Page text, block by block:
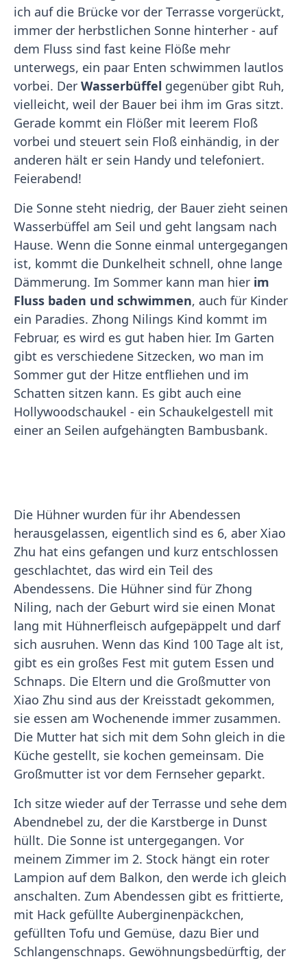
ich auf die Brücke vor der Terrasse vorgerückt,
immer der herbstlichen Sonne hinterher - auf
dem Fluss sind fast keine Flöße mehr
unterwegs, ein paar Enten schwimmen lautlos
vorbei. Der Wasserbüffel gegenüber gibt Ruh,
vielleicht, weil der Bauer bei ihm im Gras sitzt.
Gerade kommt ein Flößer mit leerem Floß
vorbei und steuert sein Floß einhändig, in der
anderen hält er sein Handy und telefoniert.
Feierabend!
Die Sonne steht niedrig, der Bauer zieht seinen
Wasserbüffel am Seil und geht langsam nach
Hause. Wenn die Sonne einmal untergegangen
ist, kommt die Dunkelheit schnell, ohne lange
Dämmerung. Im Sommer kann man hier im
Fluss baden und schwimmen, auch für Kinder
ein Paradies. Zhong Nilings Kind kommt im
Februar, es wird es gut haben hier. Im Garten
gibt es verschiedene Sitzecken, wo man im
Sommer gut der Hitze entfliehen und im
Schatten sitzen kann. Es gibt auch eine
Hollywoodschaukel - ein Schaukelgestell mit
einer an Seilen aufgehängten Bambusbank.
Die Hühner wurden für ihr Abendessen
herausgelassen, eigentlich sind es 6, aber Xiao
Zhu hat eins gefangen und kurz entschlossen
geschlachtet, das wird ein Teil des
Abendessens. Die Hühner sind für Zhong
Niling, nach der Geburt wird sie einen Monat
lang mit Hühnerfleisch aufgepäppelt und darf
sich ausruhen. Wenn das Kind 100 Tage alt ist,
gibt es ein großes Fest mit gutem Essen und
Schnaps. Die Eltern und die Großmutter von
Xiao Zhu sind aus der Kreisstadt gekommen,
sie essen am Wochenende immer zusammen.
Die Mutter hat sich mit dem Sohn gleich in die
Küche gestellt, sie kochen gemeinsam. Die
Großmutter ist vor dem Fernseher geparkt.
Ich sitze wieder auf der Terrasse und sehe dem
Abendnebel zu, der die Karstberge in Dunst
hüllt. Die Sonne ist untergegangen. Vor
meinem Zimmer im 2. Stock hängt ein roter
Lampion auf dem Balkon, den werde ich gleich
anschalten. Zum Abendessen gibt es frittierte,
mit Hack gefüllte Auberginenpäckchen,
gefüllten Tofu und Gemüse, dazu Bier und
Schlangenschnaps. Gewöhnungsbedürftig, der